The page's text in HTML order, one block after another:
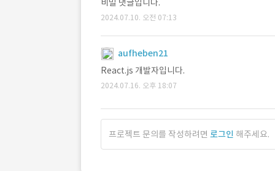
비밀 댓글입니다.
2024.07.10. 오전 07:13
aufheben21
React.js 개발자입니다.
2024.07.16. 오후 18:07
프로젝트 문의를 작성하려면 로그인 해주세요.